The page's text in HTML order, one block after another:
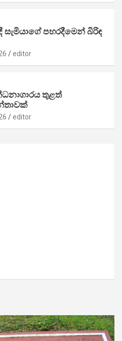
සැමියාගේ පහරදීමෙන් බිරිඳ
editor
තුළත්
editor